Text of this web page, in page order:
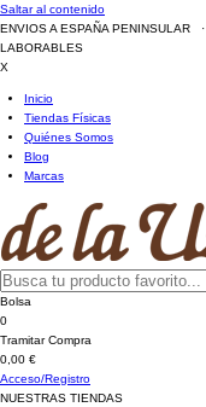
Saltar al contenido
ENVIOS A ESPAÑA PENINSULAR
LABORABLES
X
Inicio
Tiendas Físicas
Quiénes Somos
Blog
Marcas
Bolsa
0
Tramitar Compra
0,00 €
Acceso/Registro
NUESTRAS TIENDAS